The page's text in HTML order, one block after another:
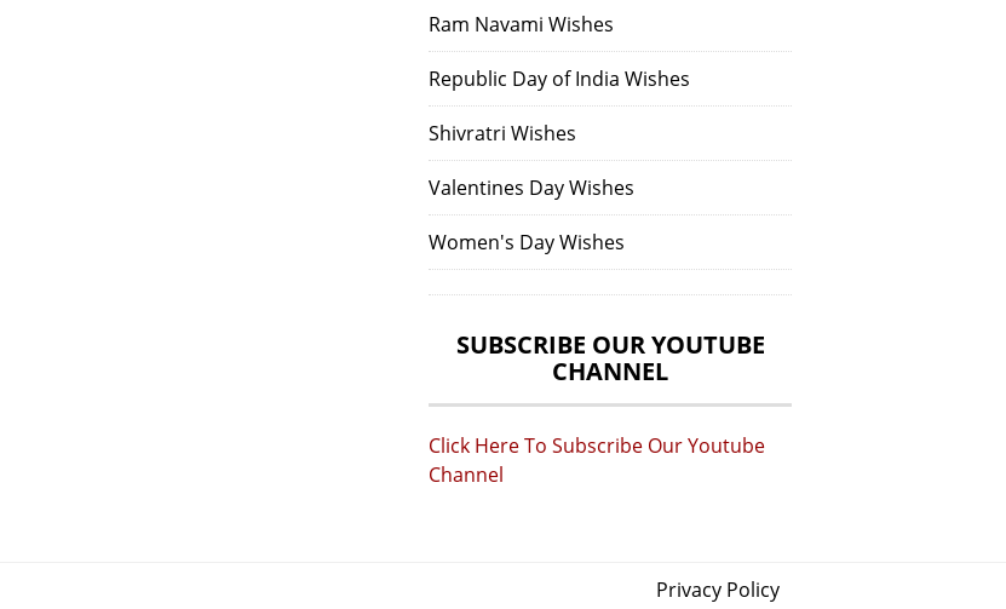
Ram Navami Wishes
Republic Day of India Wishes
Shivratri Wishes
Valentines Day Wishes
Women's Day Wishes
SUBSCRIBE OUR YOUTUBE
CHANNEL
Click Here To Subscribe Our Youtube
Channel
Privacy Policy